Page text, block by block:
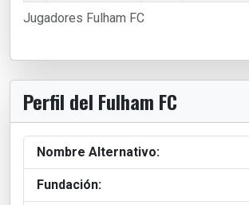
Jugadores Fulham FC
Perfil del Fulham FC
Nombre Alternativo:
Fundación: